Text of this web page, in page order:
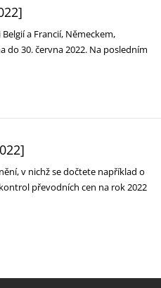
a Francií, Německem,
30. června 2022. Na posledním
v nichž se dočtete například o
převodních cen na rok 2022